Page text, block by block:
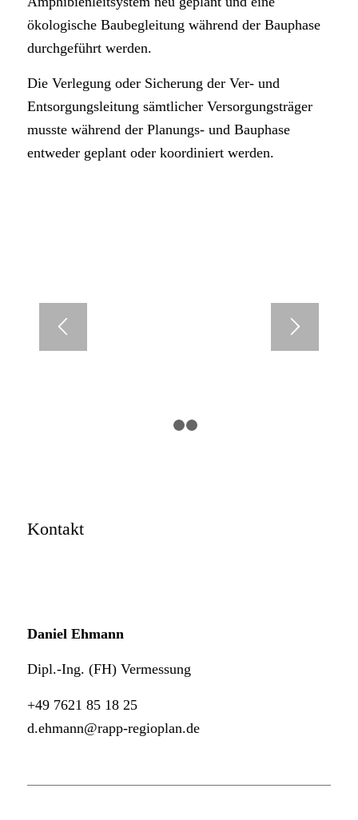
ökologische Baubegleitung während der Bauphase
durchgeführt werden.
Die Verlegung oder Sicherung der Ver- und
Entsorgungsleitung sämtlicher Versorgungsträger
musste während der Planungs- und Bauphase
entweder geplant oder koordiniert werden.
Kontakt
Daniel Ehmann
Dipl.-Ing. (FH) Vermessung
+49 7621 85 18 25
d.ehmann@rapp-regioplan.de